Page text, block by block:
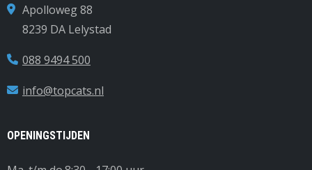
Apolloweg 88
8239 DA Lelystad
088 9494 500
info@topcats.nl
OPENINGSTIJDEN